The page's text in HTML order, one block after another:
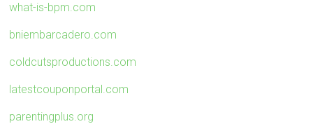
what-is-bpm.com
bniembarcadero.com
coldcutsproductions.com
latestcouponportal.com
parentingplus.org